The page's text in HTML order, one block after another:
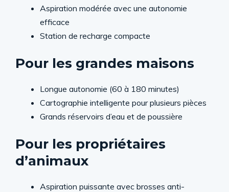
Aspiration modérée avec une autonomie
efficace
Station de recharge compacte
Pour les grandes maisons
Longue autonomie (60 à 180 minutes)
Cartographie intelligente pour plusieurs pièces
Grands réservoirs d’eau et de poussière
Pour les propriétaires
d’animaux
Aspiration puissante avec brosses anti-